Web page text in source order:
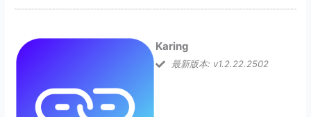
Karing
最新版本: v1.2.22.2502